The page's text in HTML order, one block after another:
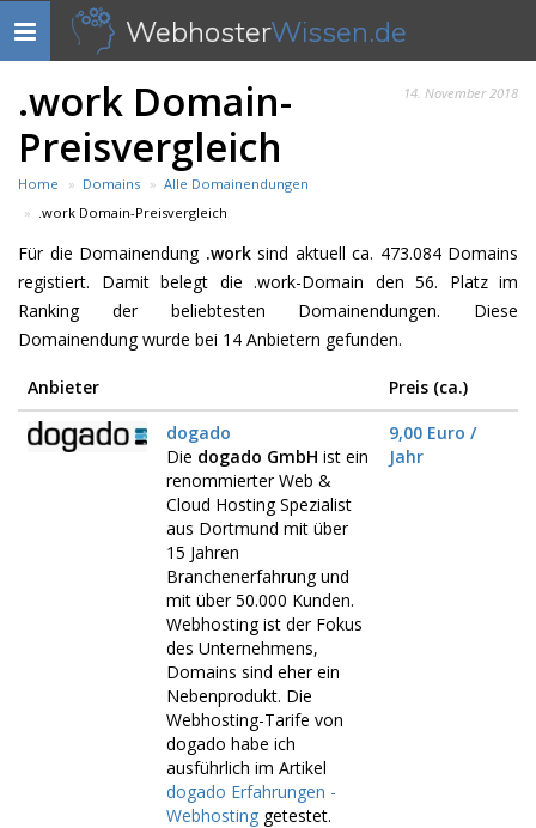
Navigation
anzeigen
WebhosterWissen.de
14. November 2018
.work Domain-
Preisvergleich
Home Domains
Alle Domainendungen
.work Domain-Preisvergleich
Für die Domainendung .worksind aktuell ca. 473.084 Domains
registiert. Damit belegt die .work-Domain den 56. Platz im
Ranking der beliebtesten Domainendungen. Diese
Domainendung wurde bei 14 Anbietern gefunden.
Anbieter
Preis (ca.)
dogado
Die dogado GmbH ist ein
renommierter Web &
Cloud Hosting Spezialist
aus Dortmund mit über
15 Jahren
Branchenerfahrung und
mit über 50.000 Kunden.
Webhosting ist der Fokus
des Unternehmens,
Domains sind eher ein
Nebenprodukt. Die
Webhosting-Tarife von
dogado habe ich
ausführlich im Artikel
dogado Erfahrungen -
Webhosting getestet.
9,00 Euro /
Jahr